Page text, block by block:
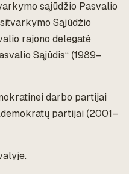
sąjūdžio Pasvalio
Sąjūdžio
rajono delegatė
Sąjūdis“ (1989–
darbo partijai
partijai (2001–